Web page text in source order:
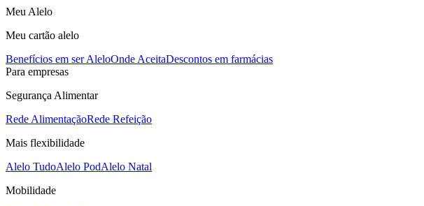
Meu Alelo
Meu cartão alelo
Benefícios em ser AleloOnde AceitaDescontos em farmácias
Para empresas
Segurança Alimentar
Rede AlimentaçãoRede Refeição
Mais flexibilidade
Alelo TudoAlelo PodAlelo Natal
Mobilidade